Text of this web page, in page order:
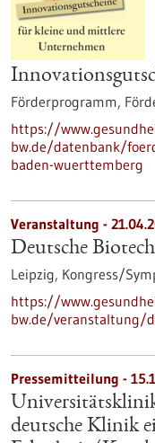
Förderprogramm,
https://
bw.de/datenbank/
baden-wuerttemberg
Veranstaltung -
Deutsche
Leipzig, Kongress/
https://
bw.de/veranstaltung/
Pressemitteilung -
deutsche Klinik